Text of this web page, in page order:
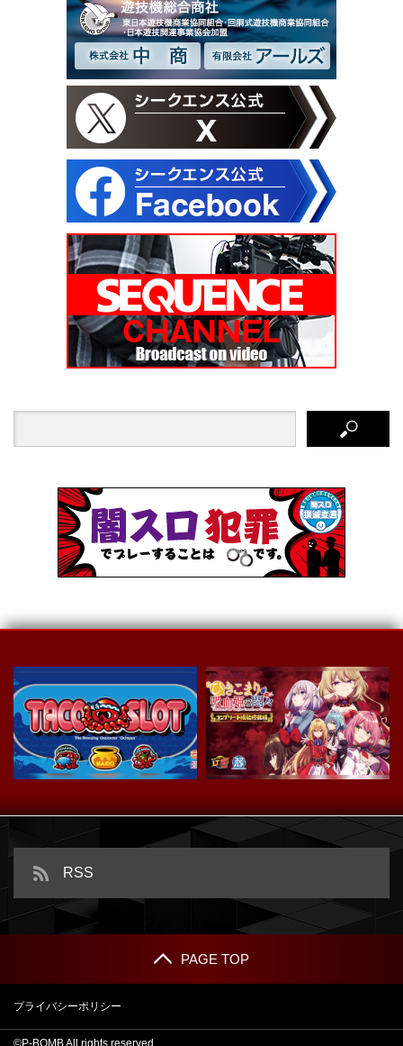
スマスロ タコスロ
RSS
PAGE TOP
プライバシーポリシー